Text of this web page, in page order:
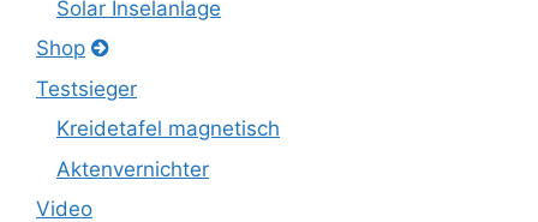
Solar Inselanlage
Shop
Testsieger
Kreidetafel magnetisch
Aktenvernichter
Video